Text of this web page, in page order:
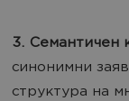
3. Семантичен
синонимни
структура на